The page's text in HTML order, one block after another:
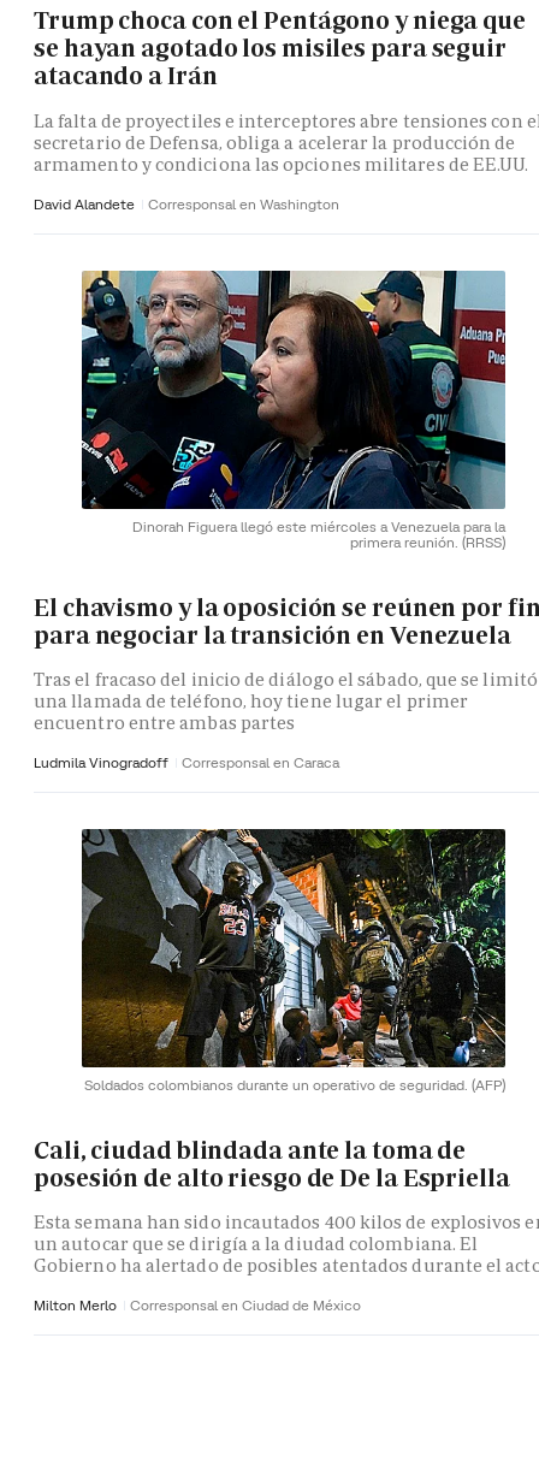
Trump choca con el Pentágono y niega que
se hayan agotado los misiles para seguir
atacando a Irán
La falta de proyectiles e interceptores abre tensiones con
secretario de Defensa, obliga a acelerar la producción de
armamento y condiciona las opciones militares de EE.UU.
David Alandete Corresponsal en Washington
Dinorah Figuera llegó este miércoles a Venezuela para la
primera reunión. (RRSS)
El chavismo y la oposición se reúnen por
para negociar la transición en Venezuela
Tras el fracaso del inicio de diálogo el sábado, que se
una llamada de teléfono, hoy tiene lugar el primer
encuentro entre ambas partes
Ludmila Vinogradoff Corresponsal en Caraca
Soldados colombianos durante un operativo de seguridad. (AFP)
Cali, ciudad blindada ante la toma de
posesión de alto riesgo de De la Espriella
Esta semana han sido incautados 400 kilos de explosivos
un autocar que se dirigía a la diudad colombiana. El
Gobierno ha alertado de posibles atentados durante el
Milton Merlo Corresponsal en Ciudad de México